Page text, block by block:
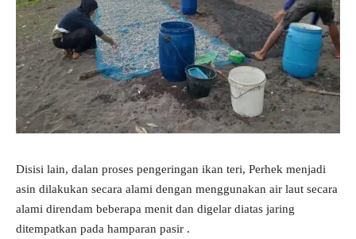
Disisi lain, dalan proses pengeringan ikan teri, Perhek menjadi
asin dilakukan secara alami dengan menggunakan air laut secara
alami direndam beberapa menit dan digelar diatas jaring
ditempatkan pada hamparan pasir .